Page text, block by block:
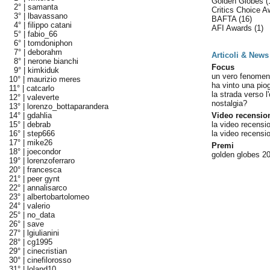
2° | samanta
3° |
lbavassano
4° | filippo catani
5° | fabio_66
6° | tomdoniphon
7° | deborahm
8° | nerone bianchi
9° |
kimkiduk
10° | maurizio meres
11° | catcarlo
12° | valeverte
13° |
lorenzo_bottaparandera
14° | gdahlia
15° | debrab
16° | step666
17° | mike26
18° | joecondor
19° |
lorenzoferraro
20° | francesca
21° | peer gynt
22° | annalisarco
23° | albertobartolomeo
24° | valerio
25° | no_data
26° | save
27° |
lgiulianini
28° | cg1995
29° | cinecristian
30° | cinefilorosso
Critics Choice
BAFTA (16)
AFI Awards (1)
Articoli & News
Focus
un vero
ha vinto una
la strada verso
nostalgia?
Video
la video
la video
Premi
golden globes